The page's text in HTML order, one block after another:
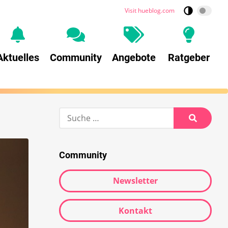
Visit hueblog.com
Community Angebote Ratgeber
Suche
Suche
Community
Newsletter
Kontakt